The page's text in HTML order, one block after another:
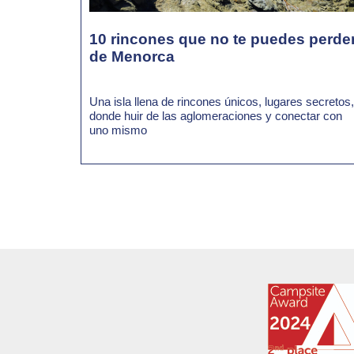
10 rincones que no te puedes
de Menorca
Una isla llena de rincones únicos, lugares secretos,
donde huir de las aglomeraciones y conectar con
uno mismo